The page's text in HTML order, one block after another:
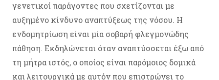
γενετικοί παράγοντες που σχετίζονται με
αυξημένο κίνδυνο αναπτύξεως της νόσου. Η
ενδομητρίωση είναι μία σοβαρή φλεγμονώδης
πάθηση. Εκδηλώνεται όταν αναπτύσσεται έξω από
τη μήτρα ιστός, ο οποίος είναι παρόμοιος δομικά
και λειτουργικά με αυτόν που επιστρώνει το